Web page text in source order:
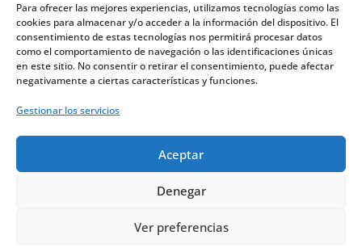
Para ofrecer las mejores experiencias, utilizamos tecnologías como las
cookies para almacenar y/o acceder a la información del dispositivo. El
consentimiento de estas tecnologías nos permitirá procesar datos
como el comportamiento de navegación o las identificaciones únicas
en este sitio. No consentir o retirar el consentimiento, puede afectar
negativamente a ciertas características y funciones.
Gestionar los servicios
Aceptar
Denegar
Ver preferencias
Sínodo digital
Respeto en redes
PUENTES